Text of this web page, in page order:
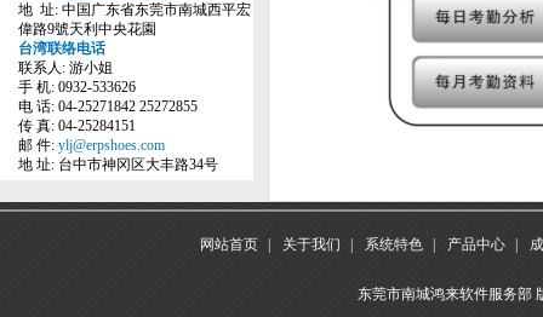
地 址: 中国广东省东莞市南城西平宏
偉路9號天利中央花園
台湾联络电话
联系人: 游小姐
手 机: 0932-533626
电 话: 04-25271842 25272855
传 真: 04-25284151
邮 件: ylj@erpshoes.com
地 址: 台中市神冈区大丰路34号
网站首页 关于我们 系统特色 产品中心
东莞市南城鸿来软件服务部